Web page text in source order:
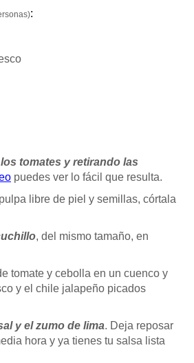
:
tomates y retirando las
puedes ver lo fácil que resulta.
libre de piel y semillas, córtala
, del mismo tamaño, en
tomate y cebolla en un cuenco y
y el chile jalapeño picados
y el zumo de lima. Deja reposar
hora y ya tienes tu salsa lista